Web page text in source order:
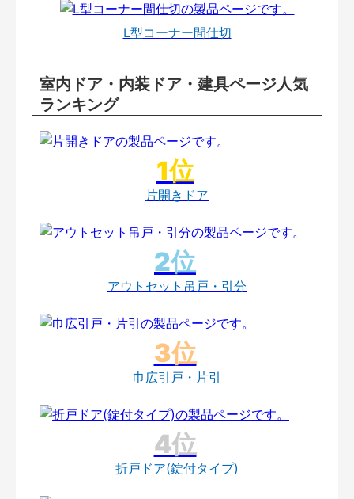
L型コーナー間仕切
室内ドア・内装ドア・建具ページ人気
ランキング
片開きドア
アウトセット吊戸・引分
巾広引戸・片引
折戸ドア(錠付タイプ)